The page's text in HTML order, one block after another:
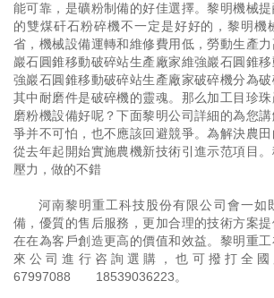
能可靠，是礦粉制備的好佳選擇。黎明機械
的雙煤矸石粉碎機不一定是好好的，黎明機
省，機械設備運轉和維修費用低，勞動生產
巖石圓錐移動破碎站生產廠家維強巖石圓錐
強巖石圓錐移動破碎站生產廠家破碎機分為破
其中耐磨件是破碎機的靈魂。那么加工目珍
磨粉機設備好呢？下面黎明公司詳細的為您
爭并不可怕，也不應該回避競爭。為解決農
從去年起開始實施農機新技術引進示范項目
壓力，做的不錯
河南黎明重工科技股份有限公司會一如
備，優質的售后服務，更加合理的技術方案
在在為客戶創造更高的價值和效益。黎明重
來公司進行咨詢選購，也可撥打全國
67997088
18539036223。